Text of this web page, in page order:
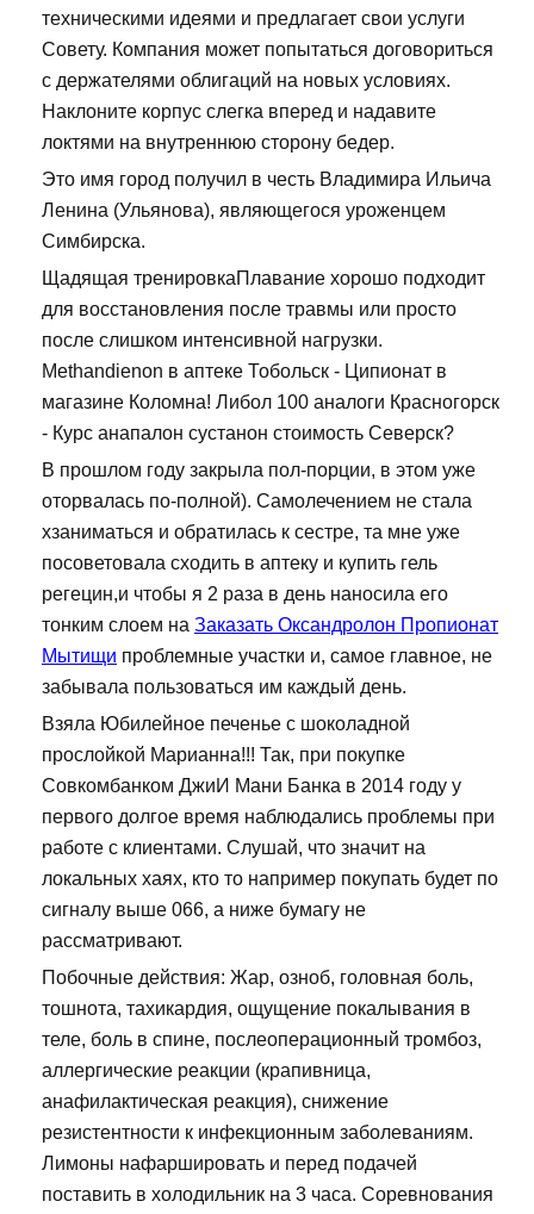
техническими идеями и предлагает свои услуги
Совету. Компания может попытаться договориться
с держателями облигаций на новых условиях.
Наклоните корпус слегка вперед и надавите
локтями на внутреннюю сторону бедер.
Это имя город получил в честь Владимира Ильича
Ленина (Ульянова), являющегося уроженцем
Симбирска.
Щадящая тренировкаПлавание хорошо подходит
для восстановления после травмы или просто
после слишком интенсивной нагрузки.
Methandienon в аптеке Тобольск - Ципионат в
магазине Коломна! Либол 100 аналоги Красногорск
- Курс анапалон сустанон стоимость Северск?
В прошлом году закрыла пол-порции, в этом уже
оторвалась по-полной). Самолечением не стала
хзаниматься и обратилась к сестре, та мне уже
посоветовала сходить в аптеку и купить гель
регецин,и чтобы я 2 раза в день наносила его
тонким слоем на Заказать Оксандролон Пропионат
Мытищи проблемные участки и, самое главное, не
забывала пользоваться им каждый день.
Взяла Юбилейное печенье с шоколадной
прослойкой Марианна!!! Так, при покупке
Совкомбанком ДжиИ Мани Банка в 2014 году у
первого долгое время наблюдались проблемы при
работе с клиентами. Слушай, что значит на
локальных хаях, кто то например покупать будет по
сигналу выше 066, а ниже бумагу не
рассматривают.
Побочные действия: Жар, озноб, головная боль,
тошнота, тахикардия, ощущение покалывания в
теле, боль в спине, послеоперационный тромбоз,
аллергические реакции (крапивница,
анафилактическая реакция), снижение
резистентности к инфекционным заболеваниям.
Лимоны нафаршировать и перед подачей
поставить в холодильник на 3 часа. Соревнования